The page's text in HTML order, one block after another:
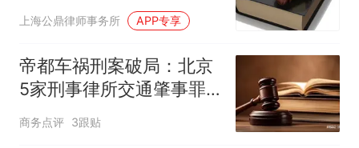
养人生活费能否得到支
上海公鼎律师事务所 APP专享
帝都车祸刑案破局：北京
5家刑事律所交通肇事罪
顶尖辩护力量硬核拆解
商务点评 3跟贴